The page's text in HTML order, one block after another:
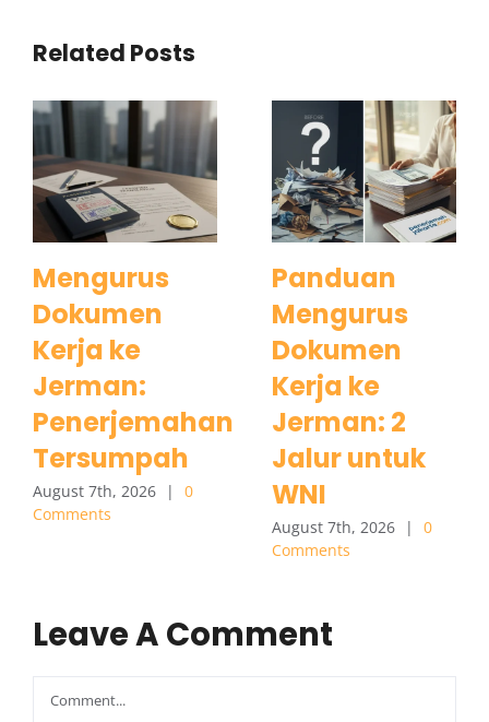
Related Posts
Mengurus
Dokumen
Kerja ke
Jerman:
Penerjemahan
Tersumpah
August 7th, 2026 |
0
Comments
Panduan
Mengurus
Dokumen
Kerja ke
Jerman: 2
Jalur untuk
WNI
August 7th, 2026 |
0
Comments
Leave A Comment
Comment